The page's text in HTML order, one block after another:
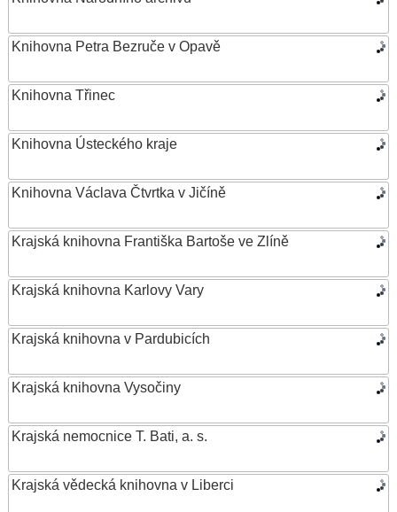
Knihovna Petra Bezruče v Opavě
Knihovna Třinec
Knihovna Ústeckého kraje
Knihovna Václava Čtvrtka v Jičíně
Krajská knihovna Františka Bartoše ve Zlíně
Krajská knihovna Karlovy Vary
Krajská knihovna v Pardubicích
Krajská knihovna Vysočiny
Krajská nemocnice T. Bati, a. s.
Krajská vědecká knihovna v Liberci